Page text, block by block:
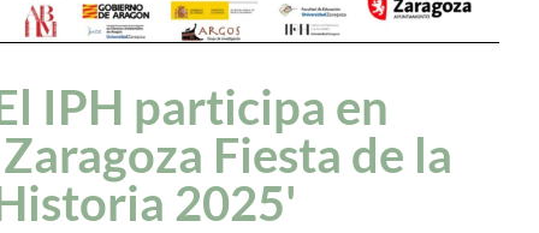
IPH participa en
Fiesta de la
2025'